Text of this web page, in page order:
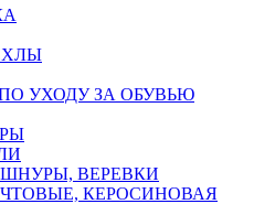
УХОДУ ЗА ОБУВЬЮ
ВЕРЕВКИ
КЕРОСИНОВАЯ